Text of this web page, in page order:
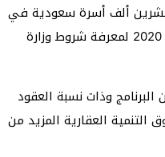
ألف أسرة سعودية في
جميع أنحاء المملكة العربية السعودية بالحصول على القروض العقارية وذلك حتي نهاية 2020 لمعرفة شروط وزارة
وذات نسبة العقود
ومجلس الوزراء منح صندوق التنمية العقارية المزيد من